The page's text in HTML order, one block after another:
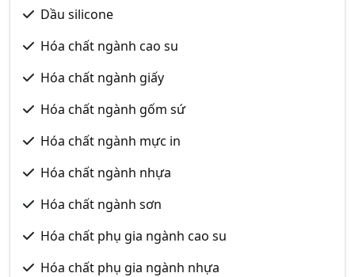
Dầu silicone
Hóa chất ngành cao su
Hóa chất ngành giấy
Hóa chất ngành gốm sứ
Hóa chất ngành mực in
Hóa chất ngành nhựa
Hóa chất ngành sơn
Hóa chất phụ gia ngành cao su
Hóa chất phụ gia ngành nhựa